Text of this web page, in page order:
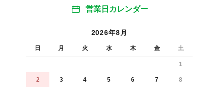
営業日カレンダー
2026年8月
日 月 火 水 木 金 土
1
2 3 4 5 6 7 8